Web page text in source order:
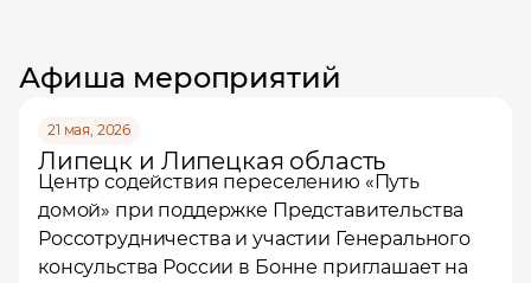
Афиша мероприятий
21 мая, 2026
Липецк и Липецкая область
Центр содействия переселению «Путь
домой» при поддержке Представительства
Россотрудничества и участии Генерального
консульства России в Бонне приглашает на